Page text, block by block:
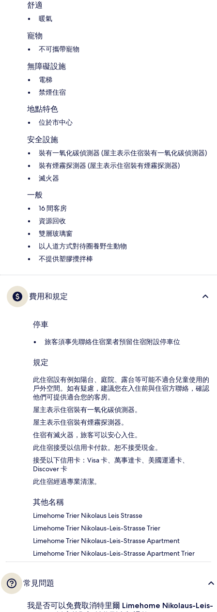
舒適
暖氣
寵物
不可攜帶寵物
無障礙設施
電梯
禁煙住宿
地點特色
位於市中心
安全設施
裝有一氧化碳偵測器 (屋主表示住宿裝有一氧化碳偵測器)
裝有煙霧探測器 (屋主表示住宿裝有煙霧探測器)
滅火器
一般
16 間客房
資源回收
雙層玻璃窗
以人道方式對待圈養野生動物
不提供塑膠攪拌棒
費用和規定
停車
旅客須事先聯絡住宿業者預留住宿附設停車位
規定
此住宿設有例如陽台、庭院、露台等可能不適合兒童使用的
戶外空間。如有疑慮，建議您在入住前與住宿方聯絡，確認
他們可提供適合您的客房。
屋主表示住宿裝有一氧化碳偵測器。
屋主表示住宿裝有煙霧探測器。
住宿有滅火器，旅客可以安心入住。
此住宿接受以信用卡付款。恕不接受現金。
接受以下信用卡：Visa 卡、萬事達卡、美國運通卡、
Discover 卡
此住宿經過專業清潔。
其他名稱
Limehome Trier Nikolaus Leis Strasse
Limehome Trier Nikolaus-Leis-Strasse Trier
Limehome Trier Nikolaus-Leis-Strasse Apartment
Limehome Trier Nikolaus-Leis-Strasse Apartment Trier
常見問題
我是否可以免費取消特里爾 Limehome Nikolaus-Leis-